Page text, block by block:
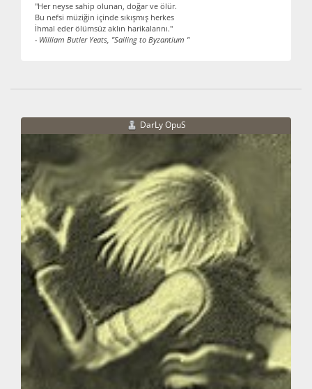
"Her neyse sahip olunan, doğar ve ölür.
Bu nefsi müziğin içinde sıkışmış herkes
İhmal eder ölümsüz aklın harikalarını."
- William Butler Yeats, "Sailing to Byzantium "
DarLy OpuS